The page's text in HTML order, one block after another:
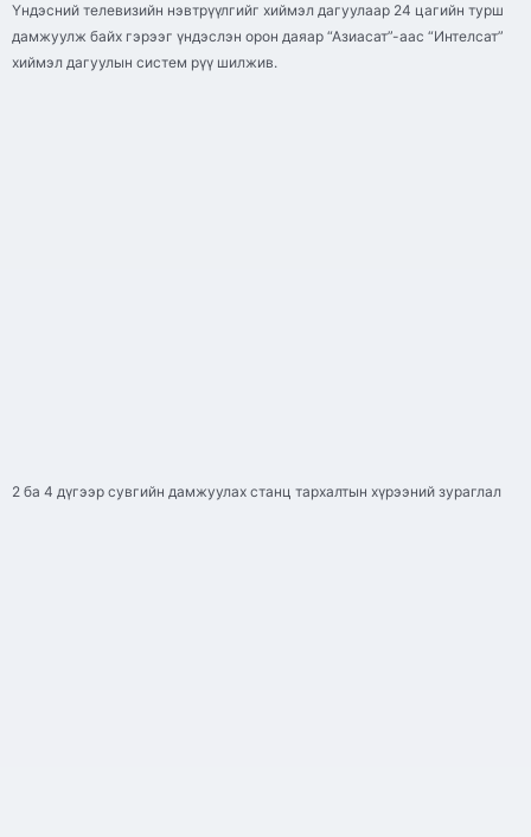
Үндэсний телевизийн нэвтрүүлгийг хиймэл дагуулаар 24 цагийн турш
дамжуулж байх гэрээг үндэслэн орон даяар “Азиасат”-аас “Интелсат”
хиймэл дагуулын систем рүү шилжив.
2 ба 4 дүгээр сувгийн дамжуулах станц тархалтын хүрээний зураглал